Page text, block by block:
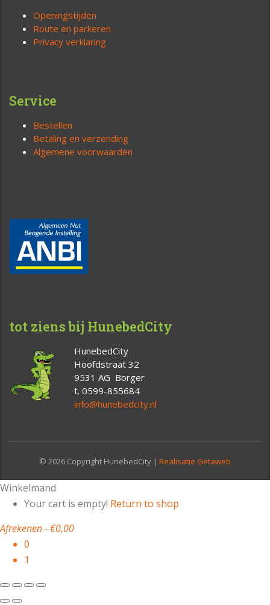
Openingstijden
Route en parkeren
Privacy verklaring
Service
Bestellen
Betaling en verzending
Algemene voorwaarden
tot ziens bij HunebedCity
HunebedCity
Hoofdstraat 32
9531 AG Borger
t. 0599-855684
info@hunebedcity.nl
© 2026 Copyright HunebedCity | Realisatie Getaweb
Winkelmand
Your cart is empty! Return to shop
Afrekenen-€0,00
0
1